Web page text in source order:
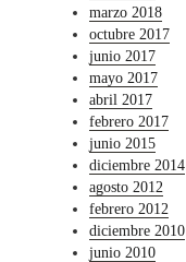
marzo 2018
octubre 2017
junio 2017
mayo 2017
abril 2017
febrero 2017
junio 2015
diciembre 2014
agosto 2012
febrero 2012
diciembre 2010
junio 2010